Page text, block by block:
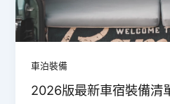
車泊裝備
2026版最新車宿裝備清